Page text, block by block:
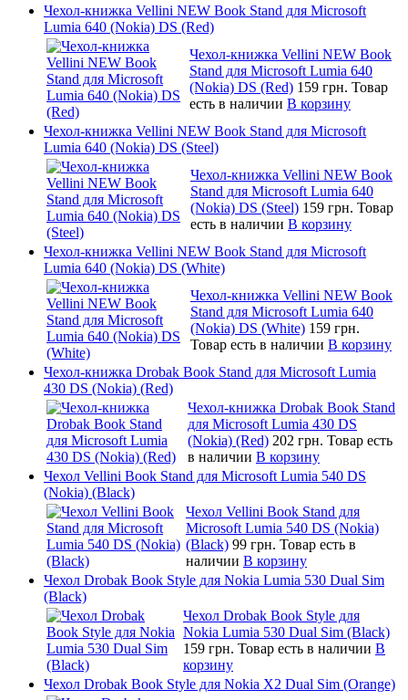
Чехол-книжка Vellini NEW Book Stand для Microsoft
Lumia 640 (Nokia) DS (Red)
Чехол-книжка Vellini NEW Book
Stand для Microsoft Lumia 640
(Nokia) DS (Red) 159 грн. Товар
есть в наличии В корзину
Чехол-книжка Vellini NEW Book Stand для Microsoft
Lumia 640 (Nokia) DS (Steel)
Чехол-книжка Vellini NEW Book
Stand для Microsoft Lumia 640
(Nokia) DS (Steel) 159 грн. Товар
есть в наличии В корзину
Чехол-книжка Vellini NEW Book Stand для Microsoft
Lumia 640 (Nokia) DS (White)
Чехол-книжка Vellini NEW Book
Stand для Microsoft Lumia 640
(Nokia) DS (White) 159 грн.
Товар есть в наличии В корзину
Чехол-книжка Drobak Book Stand для Microsoft Lumia
430 DS (Nokia) (Red)
Чехол-книжка Drobak Book Stand
для Microsoft Lumia 430 DS
(Nokia) (Red) 202 грн. Товар есть
в наличии В корзину
Чехол Vellini Book Stand для Microsoft Lumia 540 DS
(Nokia) (Black)
Чехол Vellini Book Stand для
Microsoft Lumia 540 DS (Nokia)
(Black) 99 грн. Товар есть в
наличии В корзину
Чехол Drobak Book Style для Nokia Lumia 530 Dual Sim
(Black)
Чехол Drobak Book Style для
Nokia Lumia 530 Dual Sim (Black)
159 грн. Товар есть в наличии В
корзину
Чехол Drobak Book Style для Nokia X2 Dual Sim (Orange)